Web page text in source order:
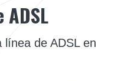
de ADSL en